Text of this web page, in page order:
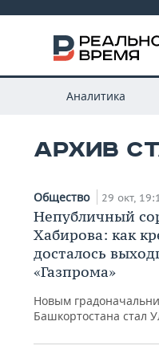
Аналитика
АРХИВ
Общество 29 окт,
Непубличный
Хабирова: как
досталось
«Газпрома»
Новым
Башкортостана стал